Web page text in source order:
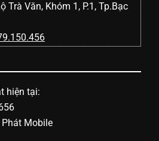
Trà Văn, Khóm 1, P.1, Tp.Bạc
hiện tại:
Mobile